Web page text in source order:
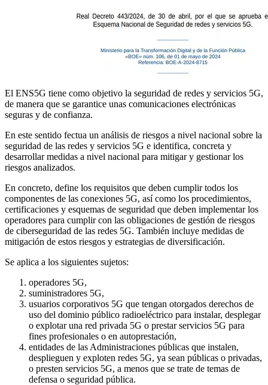
El ENS5G tiene como objetivo la seguridad de redes y servicios 5G,
de manera que se garantice unas comunicaciones electrónicas
seguras y de confianza.
En este sentido fectua un análisis de riesgos a nivel nacional sobre la
seguridad de las redes y servicios 5G e identifica, concreta y
desarrollar medidas a nivel nacional para mitigar y gestionar los
riesgos analizados.
En concreto, define los requisitos que deben cumplir todos los
componentes de las conexiones 5G, así como los procedimientos,
certificaciones y esquemas de seguridad que deben implementar los
operadores para cumplir con las obligaciones de gestión de riesgos
de ciberseguridad de las redes 5G. También incluye medidas de
mitigación de estos riesgos y estrategias de diversificación.
Se aplica a los siguientes sujetos:
operadores 5G,
suministradores 5G,
usuarios corporativos 5G que tengan otorgados derechos de
uso del dominio público radioeléctrico para instalar, desplegar
o explotar una red privada 5G o prestar servicios 5G para
fines profesionales o en autoprestación,
entidades de las Administraciones públicas que instalen,
desplieguen y exploten redes 5G, ya sean públicas o privadas,
o presten servicios 5G, a menos que se trate de temas de
defensa o seguridad pública.